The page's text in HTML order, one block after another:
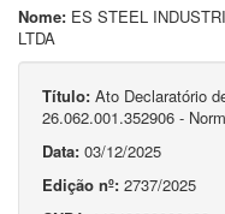
Nome: ES STEEL
LTDA
Título: Ato Declaratório
26.062.001.352906 -
Data: 03/12/2025
Edição nº: 2737/2025